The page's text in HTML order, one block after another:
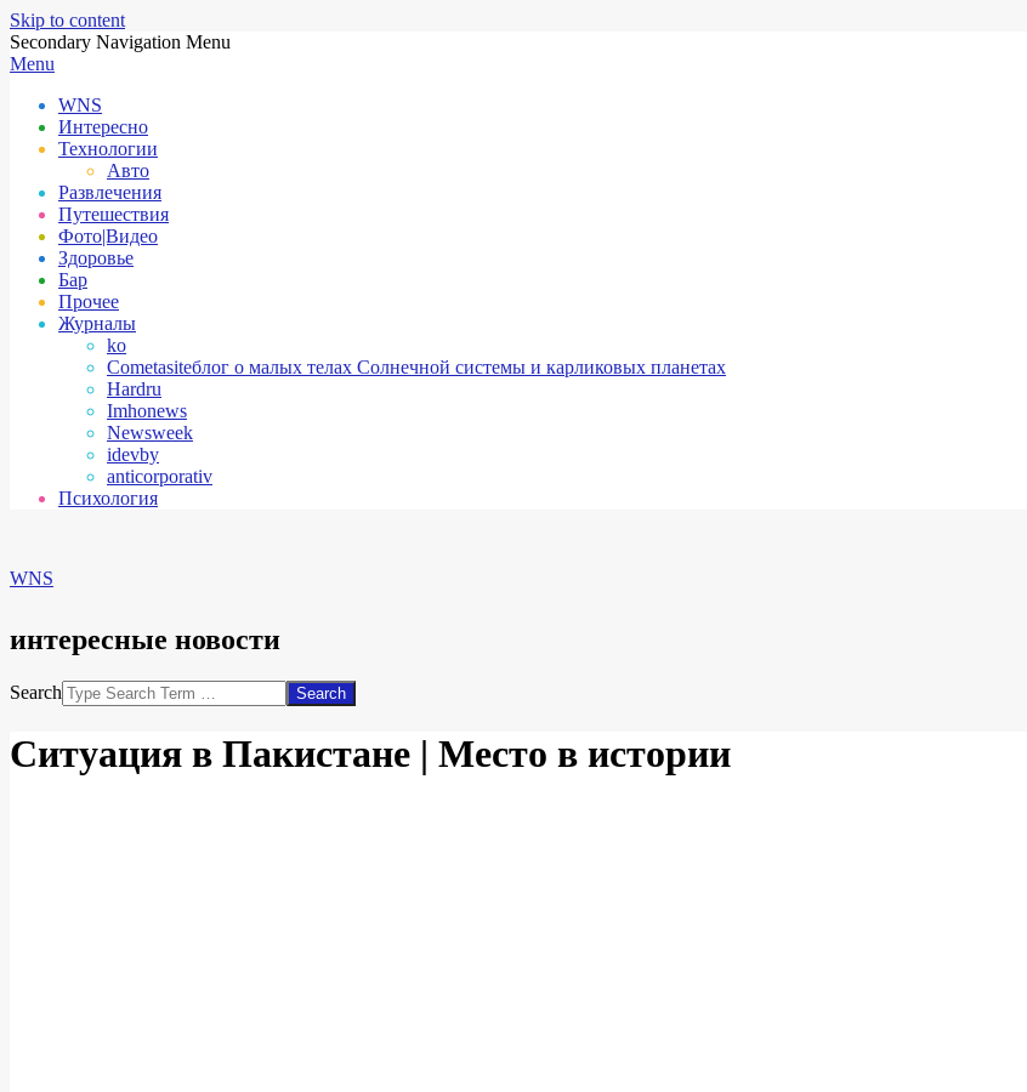
Skip to content
Secondary Navigation Menu
Menu
WNS
Интересно
Технологии
Авто
Развлечения
Путешествия
Фото|Видео
Здоровье
Бар
Прочее
Журналы
ko
Cometasiteблог о малых телах Солнечной системы и карликовых планетах
Hardru
Imhonews
Newsweek
idevby
anticorporativ
Психология
WNS
интересные новости
Search
Ситуация в Пакистане | Место в истории